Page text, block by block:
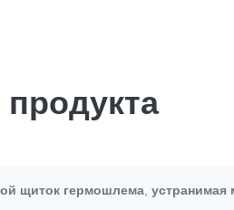
щиток гермошлема устранимая